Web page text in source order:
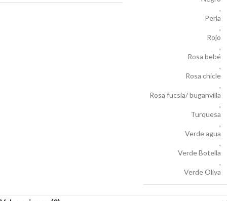
,
Perla
,
Rojo
,
Rosa bebé
,
Rosa chicle
,
Rosa fucsia/ buganvilla
,
Turquesa
,
Verde agua
,
Verde Botella
,
Verde Oliva